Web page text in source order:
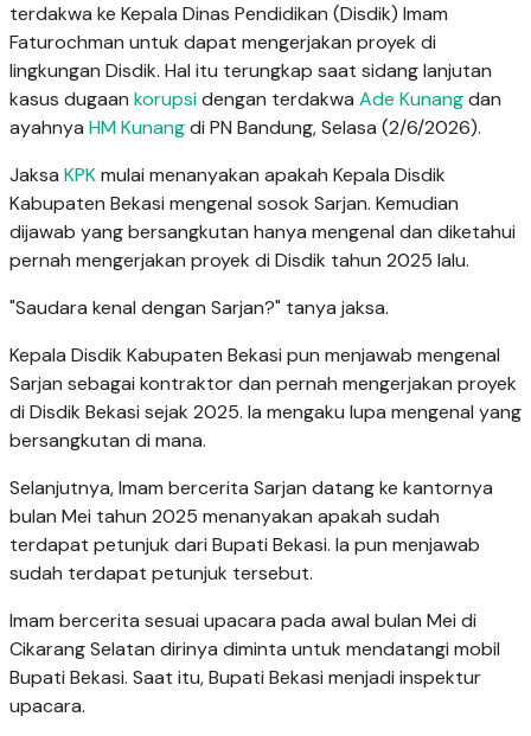
terdakwa ke Kepala Dinas Pendidikan (Disdik) Imam
Faturochman untuk dapat mengerjakan proyek di
lingkungan Disdik. Hal itu terungkap saat sidang lanjutan
kasus dugaan korupsidengan terdakwa Ade Kunangdan
ayahnya HM Kunangdi PN Bandung, Selasa (2/6/2026).
Jaksa KPKmulai menanyakan apakah Kepala Disdik
Kabupaten Bekasi mengenal sosok Sarjan. Kemudian
dijawab yang bersangkutan hanya mengenal dan diketahui
pernah mengerjakan proyek di Disdik tahun 2025 lalu.
"Saudara kenal dengan Sarjan?" tanya jaksa.
Kepala Disdik Kabupaten Bekasi pun menjawab mengenal
Sarjan sebagai kontraktor dan pernah mengerjakan proyek
di Disdik Bekasi sejak 2025. Ia mengaku lupa mengenal yang
bersangkutan di mana.
Selanjutnya, Imam bercerita Sarjan datang ke kantornya
bulan Mei tahun 2025 menanyakan apakah sudah
terdapat petunjuk dari Bupati Bekasi. Ia pun menjawab
sudah terdapat petunjuk tersebut.
Imam bercerita sesuai upacara pada awal bulan Mei di
Cikarang Selatan dirinya diminta untuk mendatangi mobil
Bupati Bekasi. Saat itu, Bupati Bekasi menjadi inspektur
upacara.